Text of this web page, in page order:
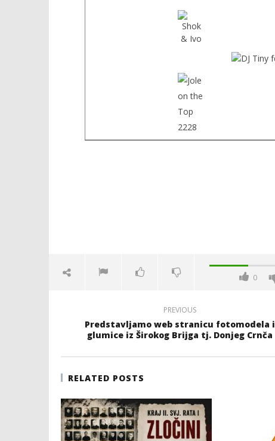
0
PREVIOUS
Predstavljamo web stranicu fotomodela i
glumice iz Širokog Brijga tj. Donjeg Crnča
RELATED POSTS